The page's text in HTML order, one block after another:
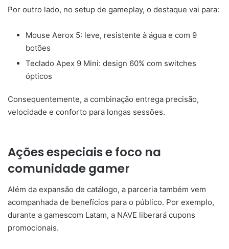
Por outro lado, no setup de gameplay, o destaque vai para:
Mouse Aerox 5: leve, resistente à água e com 9
botões
Teclado Apex 9 Mini: design 60% com switches
ópticos
Consequentemente, a combinação entrega precisão,
velocidade e conforto para longas sessões.
Ações especiais e foco na
comunidade gamer
Além da expansão de catálogo, a parceria também vem
acompanhada de benefícios para o público. Por exemplo,
durante a gamescom Latam, a NAVE liberará cupons
promocionais.